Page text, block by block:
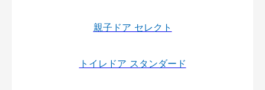
親子ドア セレクト
トイレドア スタンダード